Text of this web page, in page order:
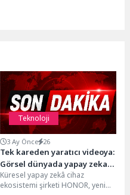
Teknoloji
3 Ay Önce 26
Tek kareden yaratıcı videoya:
Görsel dünyada yapay zeka
dönemi
Küresel yapay zekâ cihaz
ekosistemi şirketi HONOR, yeni